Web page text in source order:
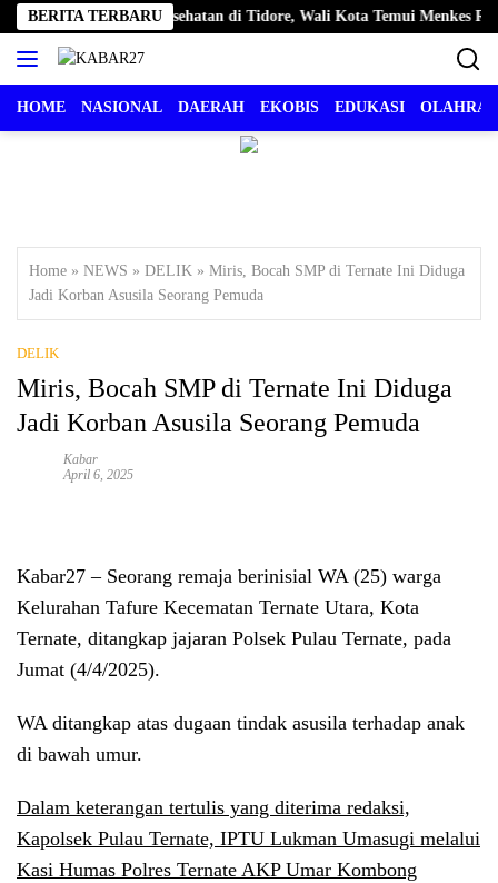
Langsung
ke
konten
BERITA TERBARU
Pelayanan Kesehatan di Tidore, Wali Kota Temui Menkes RI
HOME NASIONAL DAERAH EKOBIS EDUKASI
Home » NEWS » DELIK » Miris, Bocah SMP di Ternate Ini Diduga
Jadi Korban Asusila Seorang Pemuda
DELIK
Miris, Bocah SMP di Ternate Ini Diduga
Jadi Korban Asusila Seorang Pemuda
Kabar
April 6, 2025
Kabar27 – Seorang remaja berinisial WA (25) warga
Kelurahan Tafure Kecematan Ternate Utara, Kota
Ternate, ditangkap jajaran Polsek Pulau Ternate, pada
Jumat (4/4/2025).
WA ditangkap atas dugaan tindak asusila terhadap anak
di bawah umur.
Dalam keterangan tertulis yang diterima redaksi,
Kapolsek Pulau Ternate, IPTU Lukman Umasugi melalui
Kasi Humas Polres Ternate AKP Umar Kombong